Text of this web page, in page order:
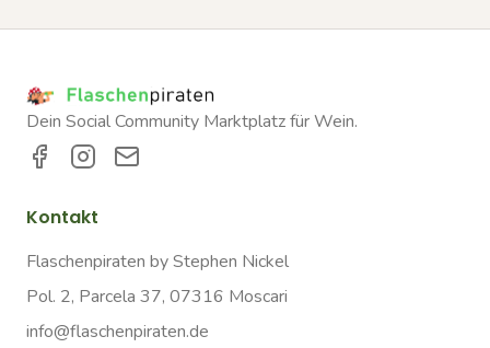
Dein Social Community Marktplatz für Wein.
Kontakt
Flaschenpiraten by Stephen Nickel
Pol. 2, Parcela 37, 07316 Moscari
info@flaschenpiraten.de